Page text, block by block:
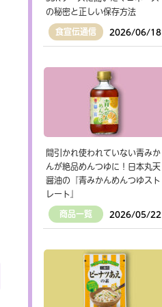
の秘密と正しい保存方法
食宣伝通信 2026/06/18
間引かれ使われていない青みか
んが絶品めんつゆに！日本丸天
醤油の『青みかんめんつゆスト
レート』
商品一覧 2026/05/22